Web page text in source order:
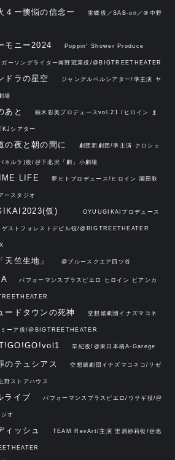
４ー懊悩の信念ー 雷蝶役／SAB-on／＠中野
モニー2024 Poppin' Shower Produce
ーソングライター南野冠菜役/@BIGTREETHEATER
ドラの星空 ジャングルベルシアター/準主演 ヤ
場
あと 柚木彩美プロデュースvol.21 /ヒロイン ま
シアター
の夜と朝の間に 劇団新劇団/準主演 クロシェ
ネルラ)役/@下北沢「劇」小劇場
LIFE 夢ヒトプロデュース/ヒロイン 園田歌
ースタジオ
仮) OYUUGIKAIプロデュース
ゲストフォレストデビル役/@BIGTREETHEATER
天竺生地」 @ブルースクエア四ツ谷
パフォーマンスプラスピエロ ヒロイン ビアンカ
ードタウンの死神 空想嬉劇団イナズマコネ
ーア役/@BIGTREETHEATER
早紀役/@東日本橋A-Garege
のテュシアス 空想嬉劇団イナズマコネコ/リゼ
野ストアハウス
ライブ パフォーマンスプラスピエロ/ウサギ役/@
オ
ィッシュ TEAM RevArt/主演 里浦紗莉役/@池